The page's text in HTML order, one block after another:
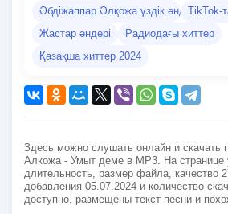
Әбдіжаппар Әлқожа үздік әндеріTikTok-
Жастар әндері
Радиодағы хиттер
Қазақша хиттер 2024
Здесь можно слушать онлайн и скачать
Алкожа - Умыт деме в MP3. На странице
длительность, размер файла, качество
добавления 05.07.2024 и количество
доступно, размещены текст песни и